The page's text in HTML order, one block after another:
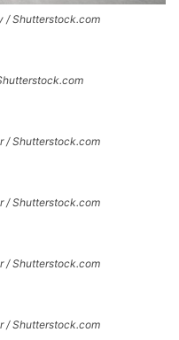
/ Shutterstock.com
/ Shutterstock.com
/ Shutterstock.com
/ Shutterstock.com
/ Shutterstock.com